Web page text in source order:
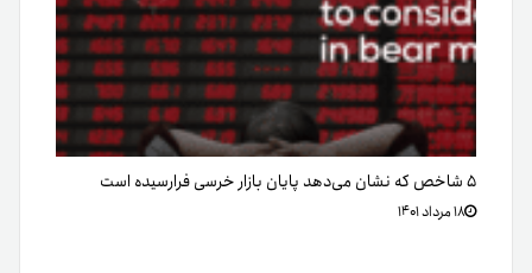
۵ شاخص که نشان می‌دهد پایان بازار خرسی فرارسیده است
۱۸ مرداد ۱۴۰۱